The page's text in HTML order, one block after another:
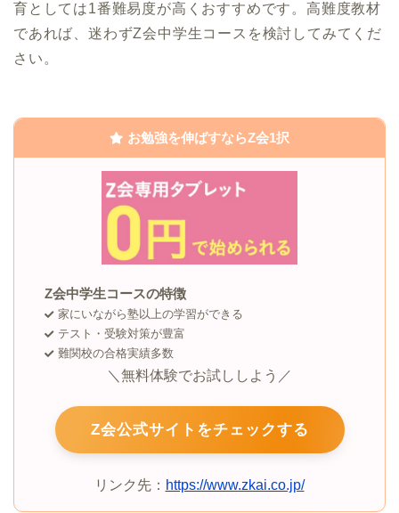
育としては1番難易度が高くおすすめです。高難度教材
であれば、迷わずZ会中学生コースを検討してみてくだ
さい。
お勉強を伸ばすならZ会1択
Z会中学生コースの特徴
家にいながら塾以上の学習ができる
テスト・受験対策が豊富
難関校の合格実績多数
＼無料体験でお試ししよう／
Z会公式サイトをチェックする
リンク先： https://www.zkai.co.jp/